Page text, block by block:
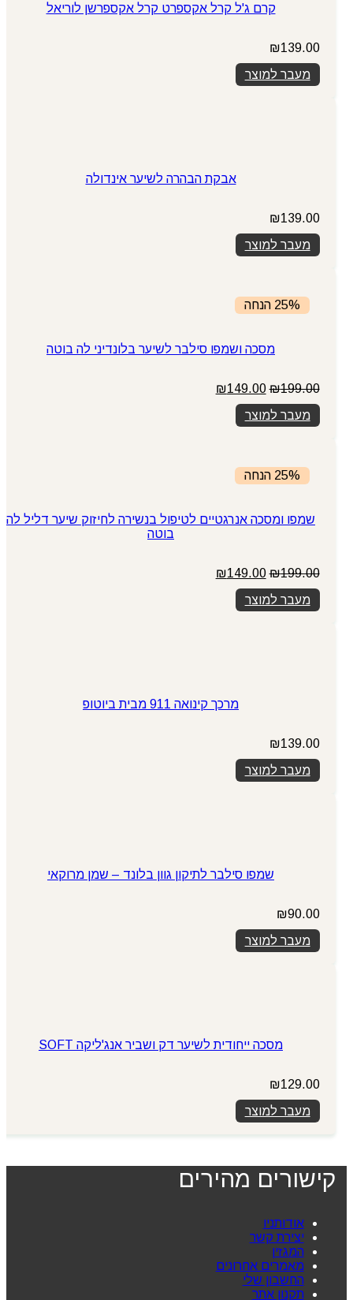
קרם ג'ל קרל אקספרט קרל אקספרשן לוריאל
₪139.00
מעבר למוצר
אבקת הבהרה לשיער אינדולה
₪139.00
מעבר למוצר
25% הנחה
מסכה ושמפו סילבר לשיער בלונדיני לה בוטה
₪199.00
המחיר
המקורי
היה:
₪199.00.
₪149.00
מעבר למוצר
25% הנחה
שמפו ומסכה אנרגטיים לטיפול בנשירה לחיזוק שיער דליל לה
בוטה
₪199.00
המחיר
המקורי
היה:
₪199.00.
₪149.00
מעבר למוצר
מרכך קינואה 911 מבית ביוטופ
₪139.00
מעבר למוצר
שמפו סילבר לתיקון גוון בלונד – שמן מרוקאי
₪90.00
מעבר למוצר
מסכה ייחודית לשיער דק ושביר אנג'ליקה SOFT
₪129.00
מעבר למוצר
קישורים מהירים
אודותניו
יצירת קשר
המגזין
מאמרים אחרונים
החשבון שלי
תקנון אתר